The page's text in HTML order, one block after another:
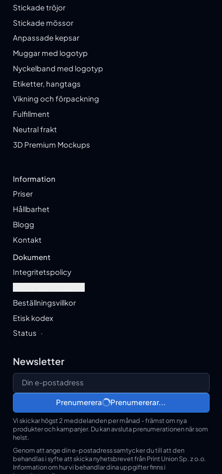
Stickade tröjor
Stickade mössor
Anpassade kepsar
Muggar med logotyp
Nyckelband med logotyp
Etiketter, hangtags
Vikning och förpackning
Fulfillment
Neutral frakt
3D Premium Mockups
Information
Priser
Hållbarhet
Blogg
Kontakt
Dokument
Integritetspolicy
Beställningsvillkor
Etisk kodex
Status ·
Newsletter
Din e-postadress
Prenumerera Prenumererar...
Vi skickar högst 2 meddelanden per månad - främst om nya
produkter och kampanjer. Du kan avsluta prenumerationen när som
helst.
Genom att ange din e-postadress samtycker du till att den
behandlas i syfte att skicka nyhetsbrevet från Print Union Sp. z o.o.
Information om hur vi behandlar dina uppgifter finns i